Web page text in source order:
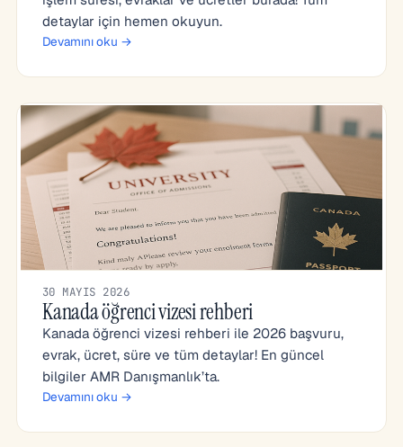
detaylar için hemen okuyun.
Devamını oku →
30 MAYIS 2026
Kanada öğrenci vizesi rehberi
Kanada öğrenci vizesi rehberi ile 2026 başvuru,
evrak, ücret, süre ve tüm detaylar! En güncel
bilgiler AMR Danışmanlık’ta.
Devamını oku →